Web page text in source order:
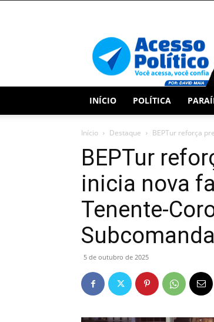
INÍCIO POLÍTICA
Início Destaque BEPTur reforça
BEPTur
inicia nova
Tenente-
5 de outubro de 2025